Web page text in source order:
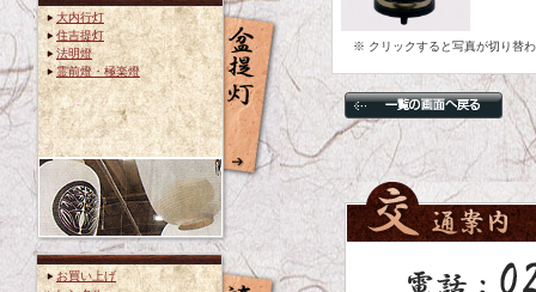
大内行灯
住吉提灯
法明燈
霊前燈・極楽燈
お買い上げ
※ クリックすると写真が切り替